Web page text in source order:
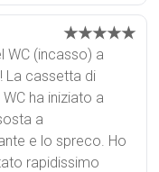
★★★★★
WC (incasso) a
La cassetta di
ha iniziato a
a
e lo spreco. Ho
rapidissimo